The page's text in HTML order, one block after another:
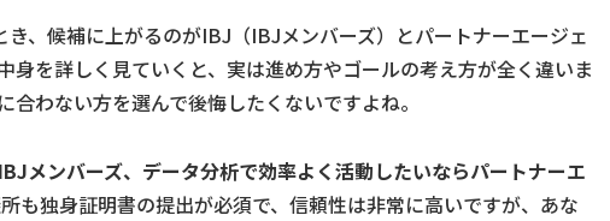
き、候補に上がるのがIBJ（IBJメンバーズ）とパートナーエージェ
身を詳しく見ていくと、実は進め方やゴールの考え方が全く違いま
わない方を選んで後悔したくないですよね。
メンバーズ、データ分析で効率よく活動したいならパートナーエ
も独身証明書の提出が必須で、信頼性は非常に高いですが、あな